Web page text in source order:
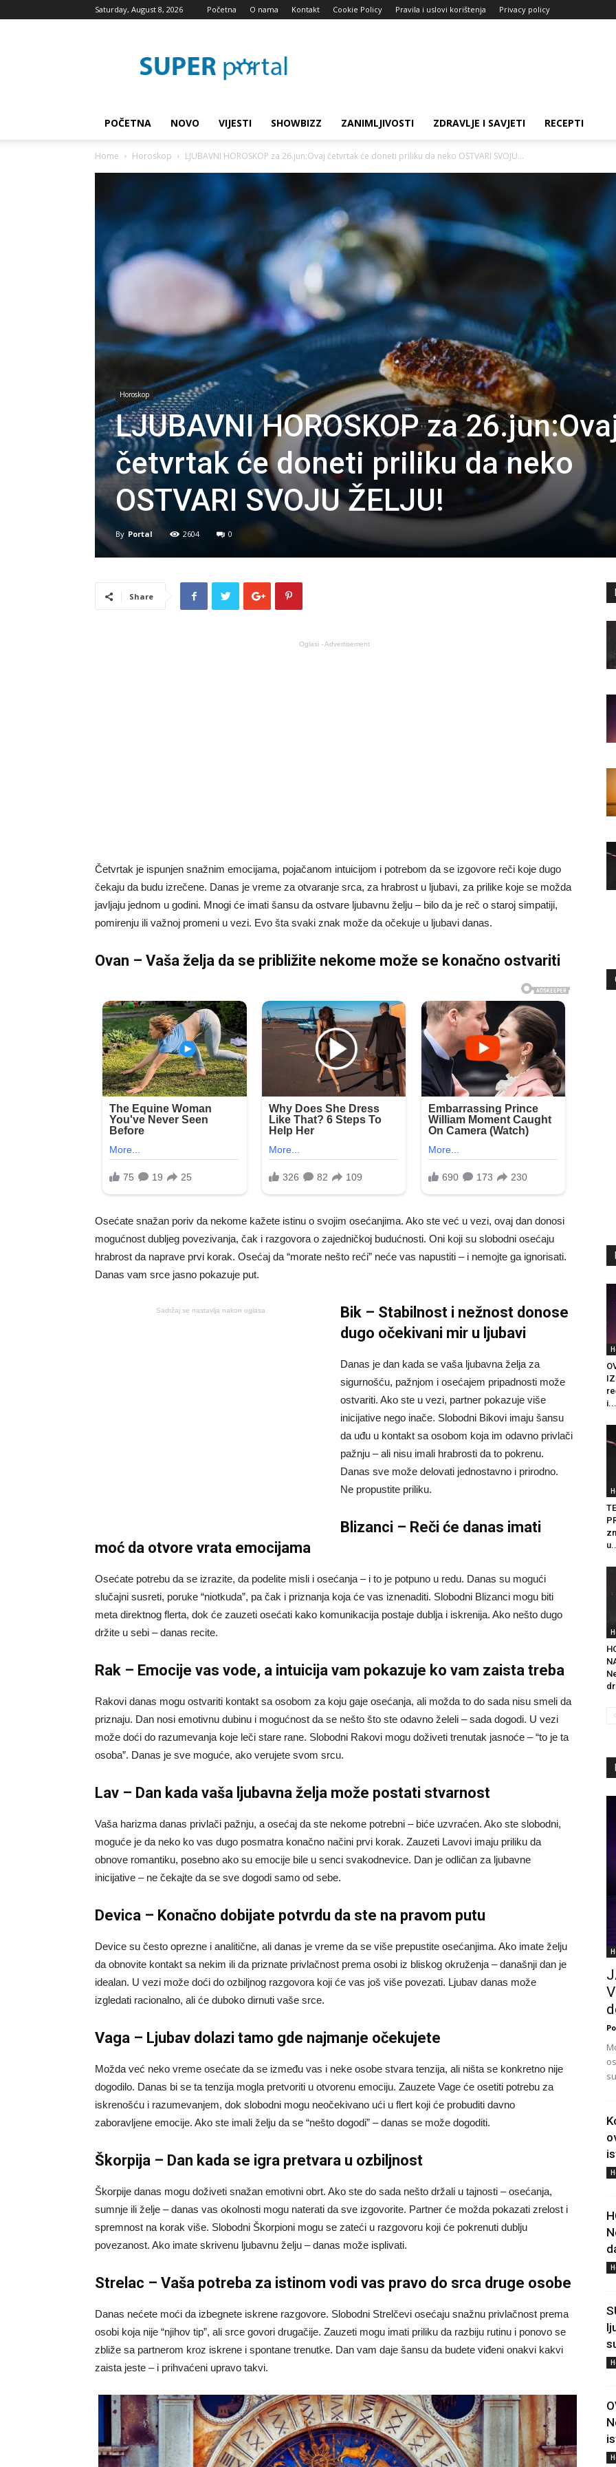
Saturday, August 8, 2026 Početna O nama Kontakt Cookie Policy Pravila i uslovi korištenja Privacy policy
blog
POČETNA NOVO VIJESTI SHOWBIZZ ZANIMLJIVOSTI ZDRAVLJE I SAVJETI RECEPTI
Home Horoskop LJUBAVNI HOROSKOP za 26.jun:Ovaj četvrtak će doneti priliku da neko OSTVARI SVOJU...
Horoskop
LJUBAVNI HOROSKOP za
četvrtak će doneti priliku da neko
OSTVARI SVOJU ŽELJU!
By Portal 2604 0
Share
Oglasi - Advertisement
Četvrtak je ispunjen snažnim emocijama, pojačanom intuicijom i potrebom da se izgovore reči koje dugo
čekaju da budu izrečene. Danas je vreme za otvaranje srca, za hrabrost u ljubavi, za prilike koje se možda
javljaju jednom u godini. Mnogi će imati šansu da ostvare ljubavnu želju – bilo da je reč o staroj simpatiji,
pomirenju ili važnoj promeni u vezi. Evo šta svaki znak može da očekuje u ljubavi danas.
Ovan – Vaša želja da se približite nekome može se konačno ostvariti
Osećate snažan poriv da nekome kažete istinu o svojim osećanjima. Ako ste već u vezi, ovaj dan donosi
mogućnost dubljeg povezivanja, čak i razgovora o zajedničkoj budućnosti. Oni koji su slobodni osećaju
hrabrost da naprave prvi korak. Osećaj da “morate nešto reći” neće vas napustiti – i nemojte ga ignorisati.
Danas vam srce jasno pokazuje put.
Sadržaj se nastavlja nakon oglasa
Bik – Stabilnost i nežnost donose
dugo očekivani mir u ljubavi
Danas je dan kada se vaša ljubavna želja za
sigurnošću, pažnjom i osećajem pripadnosti može
ostvariti. Ako ste u vezi, partner pokazuje više
inicijative nego inače. Slobodni Bikovi imaju šansu
da uđu u kontakt sa osobom koja im odavno privlači
pažnju – ali nisu imali hrabrosti da to pokrenu.
Danas sve može delovati jednostavno i prirodno.
Ne propustite priliku.
Blizanci – Reči će danas imati
moć da otvore vrata emocijama
Osećate potrebu da se izrazite, da podelite misli i osećanja – i to je potpuno u redu. Danas su mogući
slučajni susreti, poruke “niotkuda”, pa čak i priznanja koja će vas iznenaditi. Slobodni Blizanci mogu biti
meta direktnog flerta, dok će zauzeti osećati kako komunikacija postaje dublja i iskrenija. Ako nešto dugo
držite u sebi – danas recite.
Rak – Emocije vas vode, a intuicija vam pokazuje ko vam zaista treba
Rakovi danas mogu ostvariti kontakt sa osobom za koju gaje osećanja, ali možda to do sada nisu smeli da
priznaju. Dan nosi emotivnu dubinu i mogućnost da se nešto što ste odavno želeli – sada dogodi. U vezi
može doći do razumevanja koje leči stare rane. Slobodni Rakovi mogu doživeti trenutak jasnoće – “to je ta
osoba”. Danas je sve moguće, ako verujete svom srcu.
Lav – Dan kada vaša ljubavna želja može postati stvarnost
Vaša harizma danas privlači pažnju, a osećaj da ste nekome potrebni – biće uzvraćen. Ako ste slobodni,
moguće je da neko ko vas dugo posmatra konačno načini prvi korak. Zauzeti Lavovi imaju priliku da
obnove romantiku, posebno ako su emocije bile u senci svakodnevice. Dan je odličan za ljubavne
inicijative – ne čekajte da se sve dogodi samo od sebe.
Devica – Konačno dobijate potvrdu da ste na pravom putu
Device su često oprezne i analitične, ali danas je vreme da se više prepustite osećanjima. Ako imate želju
da obnovite kontakt sa nekim ili da priznate privlačnost prema osobi iz bliskog okruženja – današnji dan je
idealan. U vezi može doći do ozbiljnog razgovora koji će vas još više povezati. Ljubav danas može
izgledati racionalno, ali će duboko dirnuti vaše srce.
Vaga – Ljubav dolazi tamo gde najmanje očekujete
Možda već neko vreme osećate da se između vas i neke osobe stvara tenzija, ali ništa se konkretno nije
dogodilo. Danas bi se ta tenzija mogla pretvoriti u otvorenu emociju. Zauzete Vage će osetiti potrebu za
iskrenošću i razumevanjem, dok slobodni mogu neočekivano ući u flert koji će probuditi davno
zaboravljene emocije. Ako ste imali želju da se “nešto dogodi” – danas se može dogoditi.
Škorpija – Dan kada se igra pretvara u ozbiljnost
Škorpije danas mogu doživeti snažan emotivni obrt. Ako ste do sada nešto držali u tajnosti – osećanja,
sumnje ili želje – danas vas okolnosti mogu naterati da sve izgovorite. Partner će možda pokazati zrelost i
spremnost na korak više. Slobodni Škorpioni mogu se zateći u razgovoru koji će pokrenuti dublju
povezanost. Ako imate skrivenu ljubavnu želju – danas može isplivati.
Strelac – Vaša potreba za istinom vodi vas pravo do srca druge osobe
Danas nećete moći da izbegnete iskrene razgovore. Slobodni Strelčevi osećaju snažnu privlačnost prema
osobi koja nije “njihov tip”, ali srce govori drugačije. Zauzeti mogu imati priliku da razbiju rutinu i ponovo se
zbliže sa partnerom kroz iskrene i spontane trenutke. Dan vam daje šansu da budete viđeni onakvi kakvi
zaista jeste – i prihvaćeni upravo takvi.
i...